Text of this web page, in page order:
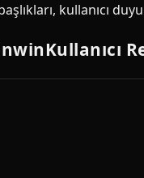
kullanıcı
Kullanıcı